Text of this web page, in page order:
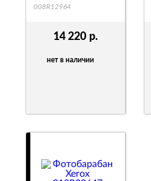
14 220 р.
нет в наличии
008R12964